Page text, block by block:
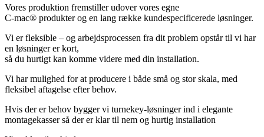
Vores produktion fremstiller udover vores egne
C-mac® produkter og en lang række kundespecificerede løsninger.
Vi er fleksible – og arbejdsprocessen fra dit problem opstår til vi har
en løsninger er kort,
så du hurtigt kan komme videre med din installation.
Vi har mulighed for at producere i både små og stor skala, med
fleksibel aftagelse efter behov.
Hvis der er behov bygger vi turnekey-løsninger ind i elegante
montagekasser så der er klar til nem og hurtig installation